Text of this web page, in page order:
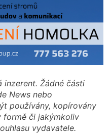
inzerent. Žádné části
News nebo
používány, kopírovány
formě či jakýmkoliv
vydavatele.